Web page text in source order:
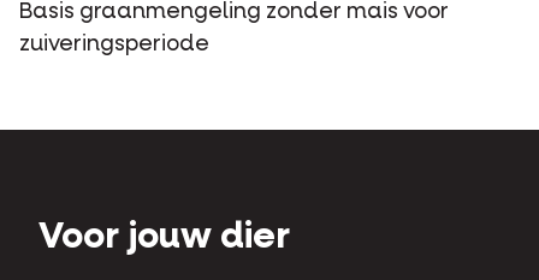
Basis graanmengeling zonder mais voor
zuiveringsperiode
Voor jouw dier